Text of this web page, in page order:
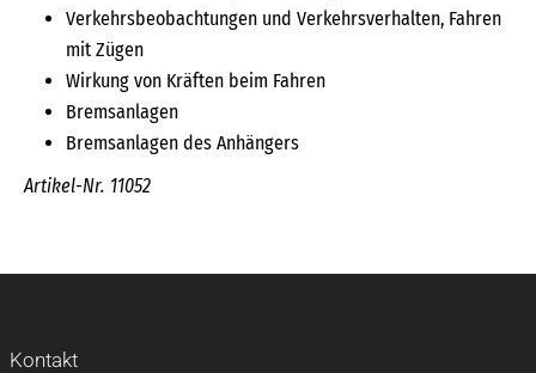
Verkehrsbeobachtungen und Verkehrsverhalten, Fahren
mit Zügen
Wirkung von Kräften beim Fahren
Bremsanlagen
Bremsanlagen des Anhängers
Artikel-Nr. 11052
Kontakt